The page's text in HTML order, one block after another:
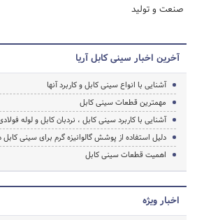
صنعت و تولید
آخرین اخبار سینی کابل آریا
آشنایی با انواع سینی کابل و کاربرد آنها
مهمترین قطعات سینی کابل
آشنایی با کاربرد سینی کابل ، نردبان کابل و لوله
دلیل استفاده از پوشش گالوانیزه گرم برای سینی کابل
اهمیت قطعات سینی کابل
اخبار ویژه